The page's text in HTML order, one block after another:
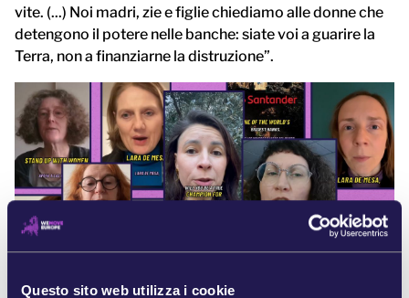
Questo sito web utilizza i cookie
vite. (...) Noi madri, zie e figlie chiediamo alle donne che
detengono il potere nelle banche: siate voi a guarire la
Terra, non a finanziarne la distruzione”.